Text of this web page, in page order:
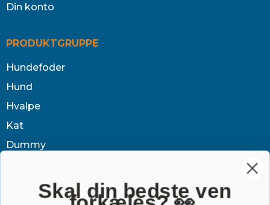
Din konto
PRODUKTGRUPPE
Hundefoder
Hund
Hvalpe
Kat
Dummy
Tøj & jagtSkal din bedste ven